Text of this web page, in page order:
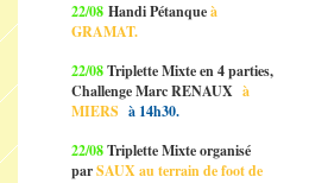
22/08 Handi Pétanqueà
GRAMAT.
22/08Triplette Mixte en 4 parties,
Challenge Marc RENAUX à
MIERS à 14h30.
22/08Triplette Mixte organisé
parSAUX au terrain de foot de